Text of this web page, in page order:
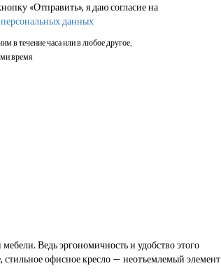
«Отправить», я даю согласие на
данных
в течение часа или в любое другое,
время
Ведь эргономичность и удобство этого
стильное офисное кресло — неотъемлемый элемент